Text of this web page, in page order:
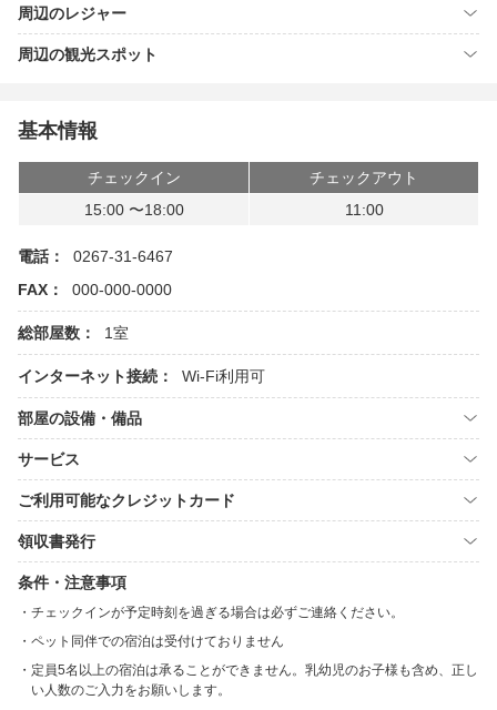
周辺のレジャー
周辺の観光スポット
基本情報
チェックイン
チェックアウト
15:00 〜18:00
11:00
電話：
0267-31-6467
FAX：
000-000-0000
総部屋数： 1室
インターネット接続： Wi-Fi利用可
部屋の設備・備品
サービス
ご利用可能なクレジットカード
領収書発行
条件・注意事項
チェックインが予定時刻を過ぎる場合は必ずご連絡ください。
ペット同伴での宿泊は受付けておりません
定員5名以上の宿泊は承ることができません。乳幼児のお子様も含め、正し
い人数のご入力をお願いします。